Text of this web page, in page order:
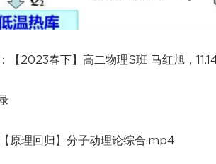
【2023春下】高二物理S班 马红旭，
原理回归】分子动理论综合.mp4